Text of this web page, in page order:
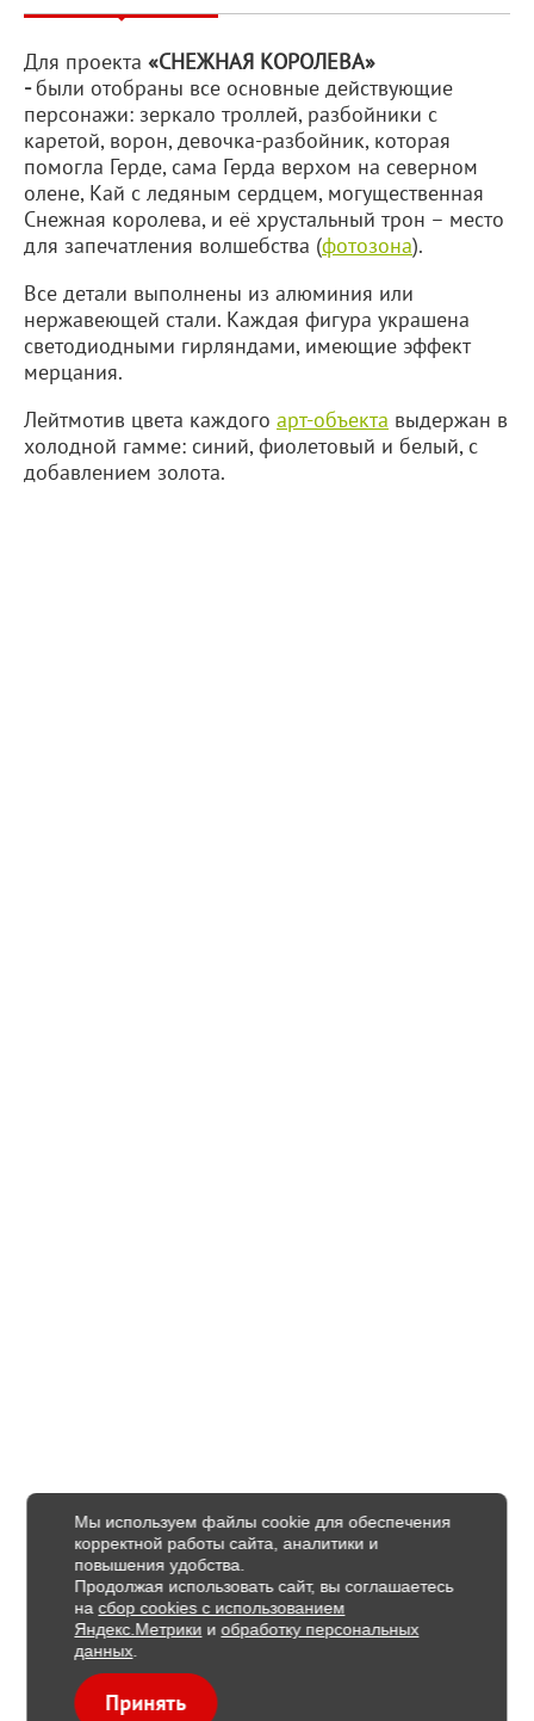
Для проекта «СНЕЖНАЯ КОРОЛЕВА»
-были отобраны все основные действующие
персонажи: зеркало троллей, разбойники с
каретой, ворон, девочка-разбойник, которая
помогла Герде, сама Герда верхом на северном
олене, Кай с ледяным сердцем, могущественная
Снежная королева, и её хрустальный трон – место
для запечатления волшебства (фотозона).
Все детали выполнены из алюминия или
нержавеющей стали. Каждая фигура украшена
светодиодными гирляндами, имеющие эффект
мерцания.
Лейтмотив цвета каждого арт-объекта выдержан в
холодной гамме: синий, фиолетовый и белый, с
добавлением золота.
Мы используем файлы cookie для обеспечения
корректной работы сайта, аналитики и
повышения удобства.
Продолжая использовать сайт, вы соглашаетесь
насбор cookies с использованием
Яндекс.Метрики иобработку персональных
данных.
Принять